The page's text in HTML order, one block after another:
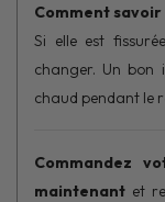
Comment
Si elle est
changer. Un bon
chaud pendant le
Commandez
maintenant et